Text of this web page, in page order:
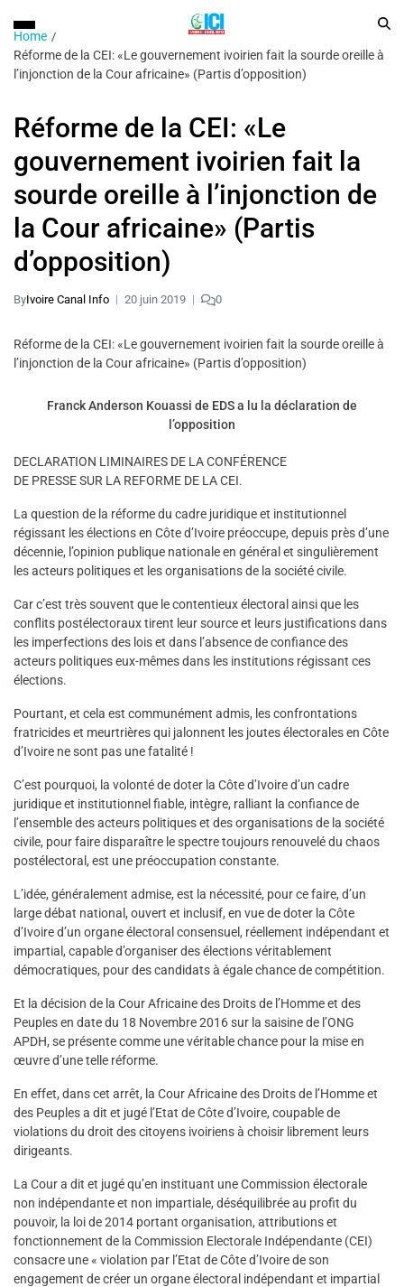
Home
Réforme de la CEI: «Le gouvernement ivoirien fait la sourde oreille à
l’injonction de la Cour africaine» (Partis d’opposition)
Réforme de la CEI: «Le
gouvernement ivoirien fait la
sourde oreille à l’injonction de
la Cour africaine» (Partis
d’opposition)
ByIvoire Canal Info 20 juin 2019 0
Réforme de la CEI: «Le gouvernement ivoirien fait la sourde oreille à
l’injonction de la Cour africaine» (Partis d’opposition)
Franck Anderson Kouassi de EDS a lu la déclaration de
l’opposition
DECLARATION LIMINAIRES DE LA CONFÉRENCE
DE PRESSE SUR LA REFORME DE LA CEI.
La question de la réforme du cadre juridique et institutionnel
régissant les élections en Côte d’Ivoire préoccupe, depuis près d’une
décennie, l’opinion publique nationale en général et singulièrement
les acteurs politiques et les organisations de la société civile.
Car c’est très souvent que le contentieux électoral ainsi que les
conflits postélectoraux tirent leur source et leurs justifications dans
les imperfections des lois et dans l’absence de confiance des
acteurs politiques eux-mêmes dans les institutions régissant ces
élections.
Pourtant, et cela est communément admis, les confrontations
fratricides et meurtrières qui jalonnent les joutes électorales en Côte
d’Ivoire ne sont pas une fatalité !
C’est pourquoi, la volonté de doter la Côte d’Ivoire d’un cadre
juridique et institutionnel fiable, intègre, ralliant la confiance de
l’ensemble des acteurs politiques et des organisations de la société
civile, pour faire disparaître le spectre toujours renouvelé du chaos
postélectoral, est une préoccupation constante.
L’idée, généralement admise, est la nécessité, pour ce faire, d’un
large débat national, ouvert et inclusif, en vue de doter la Côte
d’Ivoire d’un organe électoral consensuel, réellement indépendant et
impartial, capable d’organiser des élections véritablement
démocratiques, pour des candidats à égale chance de compétition.
Et la décision de la Cour Africaine des Droits de l’Homme et des
Peuples en date du 18 Novembre 2016 sur la saisine de l’ONG
APDH, se présente comme une véritable chance pour la mise en
œuvre d’une telle réforme.
En effet, dans cet arrêt, la Cour Africaine des Droits de l’Homme et
des Peuples a dit et jugé l’Etat de Côte d’Ivoire, coupable de
violations du droit des citoyens ivoiriens à choisir librement leurs
dirigeants.
La Cour a dit et jugé qu’en instituant une Commission électorale
non indépendante et non impartiale, déséquilibrée au profit du
pouvoir, la loi de 2014 portant organisation, attributions et
fonctionnement de la Commission Electorale Indépendante (CEI)
consacre une « violation par l’Etat de Côte d’Ivoire de son
engagement de créer un organe électoral indépendant et impartial